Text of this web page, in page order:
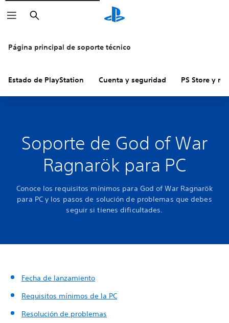
Buscar
Página principal de soporte técnico
Estado de PlayStation Cuenta y seguridad PS Store y
Soporte de God of War
Ragnarök para PC
Conoce los requisitos mínimos para God of War Ragnarök
para PC y los pasos de solución de problemas que debes
seguir si tienes dificultades.
Fecha de lanzamiento
Requisitos mínimos de la PC
Resolución de problemas